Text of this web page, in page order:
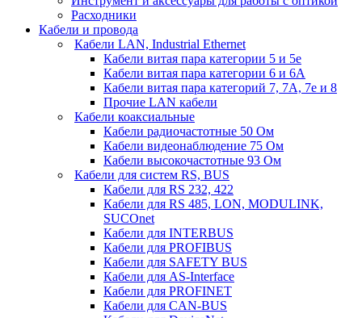
Расходники
Кабели и провода
Кабели LAN, Industrial Ethernet
Кабели витая пара категории 5 и 5е
Кабели витая пара категории 6 и 6A
Кабели витая пара категорий 7, 7А, 7е и 8
Прочие LAN кабели
Кабели коаксиальные
Кабели радиочастотные 50 Ом
Кабели видеонаблюдение 75 Ом
Кабели высокочастотные 93 Ом
Кабели для систем RS, BUS
Кабели для RS 232, 422
Кабели для RS 485, LON, MODULINK,
SUCOnet
Кабели для INTERBUS
Кабели для PROFIBUS
Кабели для SAFETY BUS
Кабели для AS-Interface
Кабели для PROFINET
Кабели для CAN-BUS